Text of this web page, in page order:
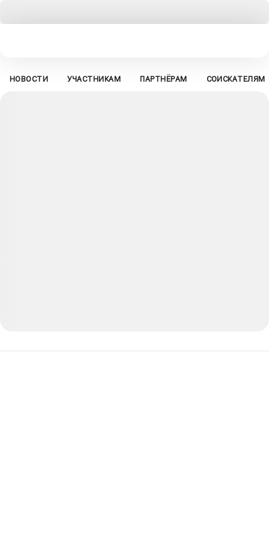
НОВОСТИ УЧАСТНИКАМ ПАРТНЁРАМ СОИСКАТЕЛЯМ